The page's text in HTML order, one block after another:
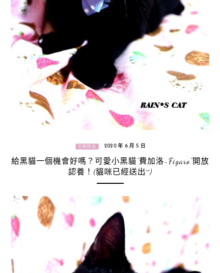
已經送出 2020 年 6 月 5 日
給黑貓一個機會好嗎？可愛小黑貓“費加洛-Figaro”開放
認養！(貓咪已經送出^^)